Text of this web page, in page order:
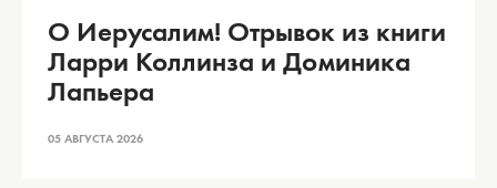
О Иерусалим! Отрывок из книги
Ларри Коллинза и Доминика
Лапьера
05 АВГУСТА 2026